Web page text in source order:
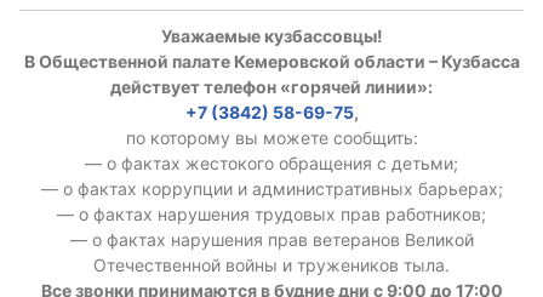
Уважаемые кузбассовцы!
В Общественной палате Кемеровской области – Кузбасса
действует телефон «горячей линии»:
+7 (3842) 58-69-75,
по которому вы можете сообщить:
— о фактах жестокого обращения с детьми;
— о фактах коррупции и административных барьерах;
— о фактах нарушения трудовых прав работников;
— о фактах нарушения прав ветеранов Великой
Отечественной войны и тружеников тыла.
Все звонки принимаются в будние дни с 9:00 до 17:00